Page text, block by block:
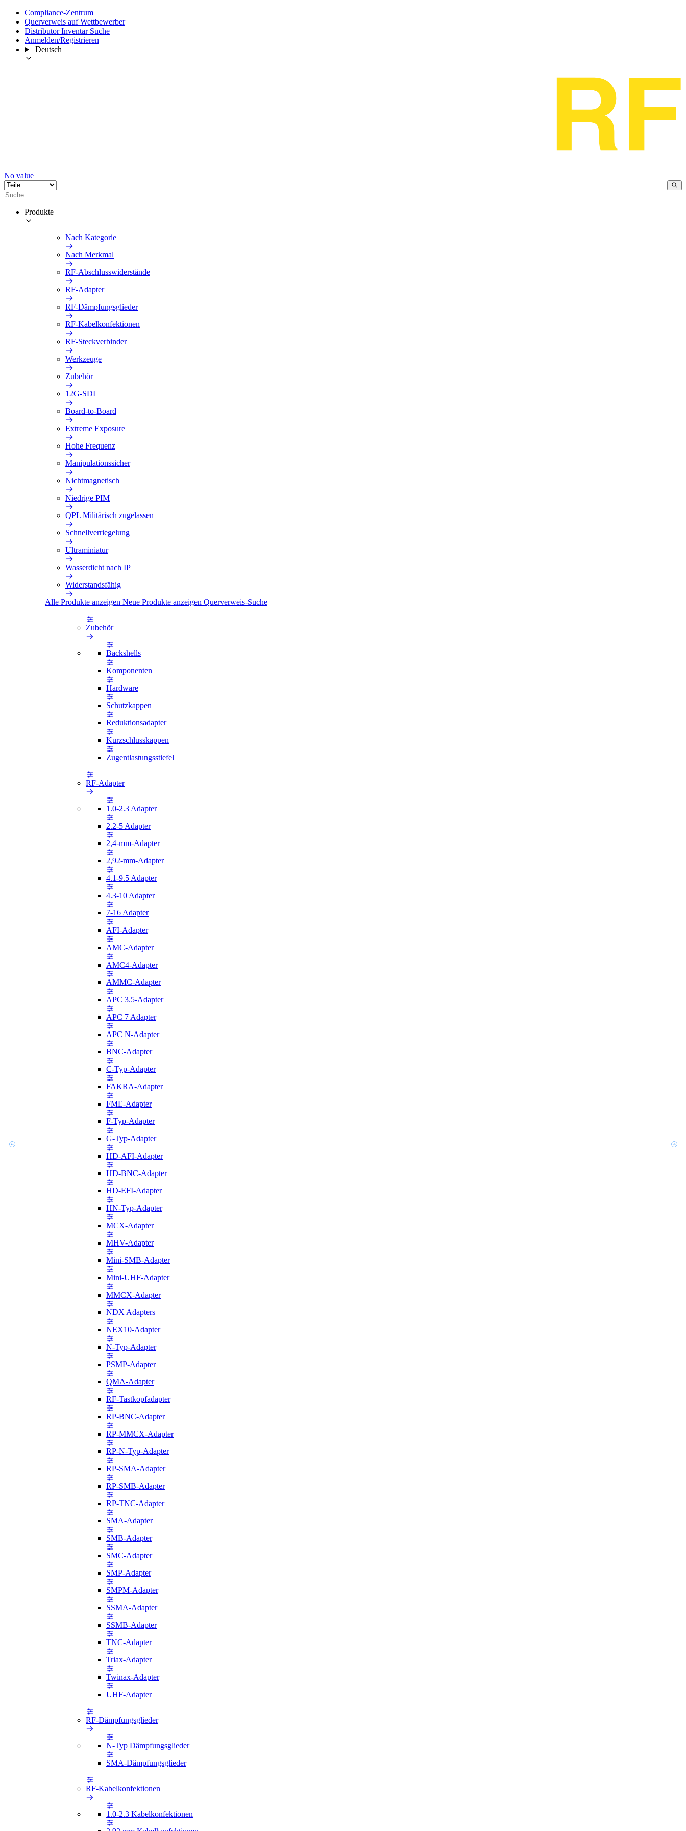
Compliance-Zentrum
Querverweis auf Wettbewerber
Distributor Inventar Suche
Anmelden/Registrieren
Deutsch
No value
Produkte
Nach Kategorie
Nach Merkmal
RF-Abschlusswiderstände
RF-Adapter
RF-Dämpfungsglieder
RF-Kabelkonfektionen
RF-Steckverbinder
Werkzeuge
Zubehör
12G-SDI
Board-to-Board
Extreme Exposure
Hohe Frequenz
Manipulationssicher
Nichtmagnetisch
Niedrige PIM
QPL Militärisch zugelassen
Schnellverriegelung
Ultraminiatur
Wasserdicht nach IP
Widerstandsfähig
Alle Produkte anzeigen Neue Produkte anzeigen Querverweis-Suche
Zubehör
Backshells
Komponenten
Hardware
Schutzkappen
Reduktionsadapter
Kurzschlusskappen
Zugentlastungsstiefel
RF-Adapter
1.0-2.3 Adapter
2.2-5 Adapter
2,4-mm-Adapter
2,92-mm-Adapter
4.1-9.5 Adapter
4.3-10 Adapter
7-16 Adapter
AFI-Adapter
AMC-Adapter
AMC4-Adapter
AMMC-Adapter
APC 3.5-Adapter
APC 7 Adapter
APC N-Adapter
BNC-Adapter
C-Typ-Adapter
FAKRA-Adapter
FME-Adapter
F-Typ-Adapter
G-Typ-Adapter
HD-AFI-Adapter
HD-BNC-Adapter
HD-EFI-Adapter
HN-Typ-Adapter
MCX-Adapter
MHV-Adapter
Mini-SMB-Adapter
Mini-UHF-Adapter
MMCX-Adapter
NDX Adapters
NEX10-Adapter
N-Typ-Adapter
PSMP-Adapter
QMA-Adapter
RF-Tastkopfadapter
RP-BNC-Adapter
RP-MMCX-Adapter
RP-N-Typ-Adapter
RP-SMA-Adapter
RP-SMB-Adapter
RP-TNC-Adapter
SMA-Adapter
SMB-Adapter
SMC-Adapter
SMP-Adapter
SMPM-Adapter
SSMA-Adapter
SSMB-Adapter
TNC-Adapter
Triax-Adapter
Twinax-Adapter
UHF-Adapter
RF-Dämpfungsglieder
N-Typ Dämpfungsglieder
SMA-Dämpfungsglieder
RF-Kabelkonfektionen
1.0-2.3 Kabelkonfektionen